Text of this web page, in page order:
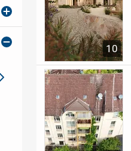
10
Abschicken